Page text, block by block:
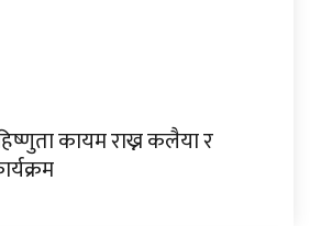
कायम राख्न कलैया र